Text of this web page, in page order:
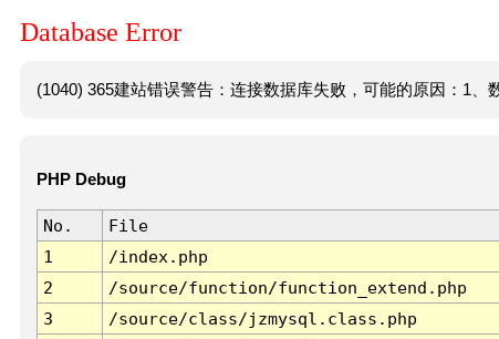
Database Error
(1040) 365建站错误警告：连接数据库失败，可能的原因：1、
PHP Debug
No. File
1
/index.php
2
/source/function/function_extend.php
3
/source/class/jzmysql.class.php